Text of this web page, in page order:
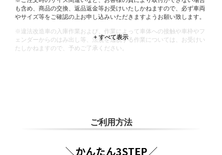
も含め、商品の交換、返品返金等お受けいたしかねますので、必ず車両
やサイズ等をご確認の上お申し込みいただきますようお願い致します。
※違法改造車の入庫作業および、作業によって車体への接触や車枠やフ
ェンダーからのはみ出し等、法規を逸脱する作業については、お受けい
たしかねますので、予めご了承ください。
ご利用方法